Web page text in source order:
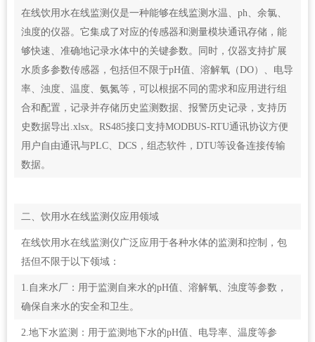
在线饮用水在线监测仪是一种能够在线监测水温、ph、余氯、
浊度的仪器。它集成了对应的传感器和测量模块通讯存储，能
够快速、准确地记录水体中的关键参数。同时，仪器支持扩展
水质多参数传感器，包括但不限于pH值、溶解氧（DO）、电导
率、浊度、温度、氨氮等，可以根据不同的需求和应用进行组
合和配置，记录并存储历史监测数据、报警历史记录，支持历
史数据导出.xlsx。RS485接口支持MODBUS-RTU通讯协议方便
用户自由通讯与PLC、DCS，组态软件，DTU等设备连接传输
数据。
二、饮用水在线监测仪应用领域
在线饮用水在线监测仪广泛应用于各种水体的监测和控制，包
括但不限于以下领域：
1.自来水厂：用于监测自来水的pH值、溶解氧、浊度等参数，
确保自来水的安全和卫生。
2.地下水监测：用于监测地下水的pH值、电导率、温度等参